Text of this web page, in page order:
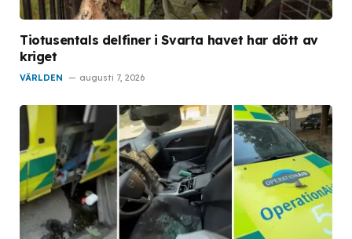
Tiotusentals delfiner i Svarta havet har dött av
kriget
VÄRLDEN augusti 7, 2026